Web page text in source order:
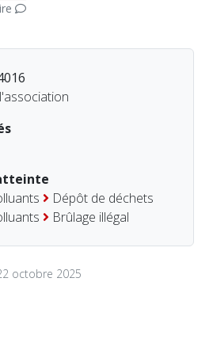
Dépôt de déchets
Brûlage illégal
octobre 2025